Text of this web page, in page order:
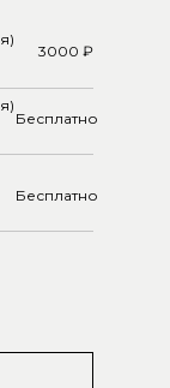
3000 ₽
Бесплатно
Бесплатно